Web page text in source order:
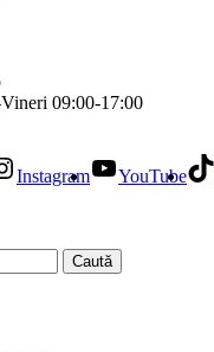
09:00-17:00
Instagram YouTube
Caută